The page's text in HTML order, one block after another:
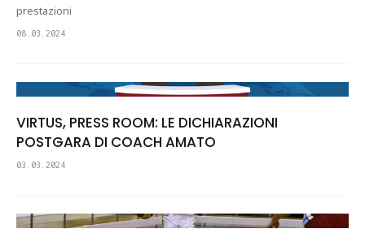
prestazioni
08.03.2024
VIRTUS, PRESS ROOM: LE DICHIARAZIONI
POSTGARA DI COACH AMATO
03.03.2024